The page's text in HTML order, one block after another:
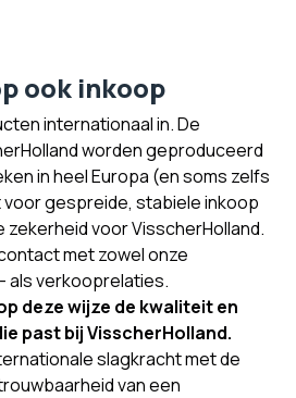
ook inkoop
internationaal in. De
worden geproduceerd
in heel Europa (en soms zelfs
gespreide, stabiele inkoop
zekerheid voor VisscherHolland.
met zowel onze
als verkooprelaties.
deze wijze de kwaliteit en
past bij VisscherHolland.
slagkracht met de
van een